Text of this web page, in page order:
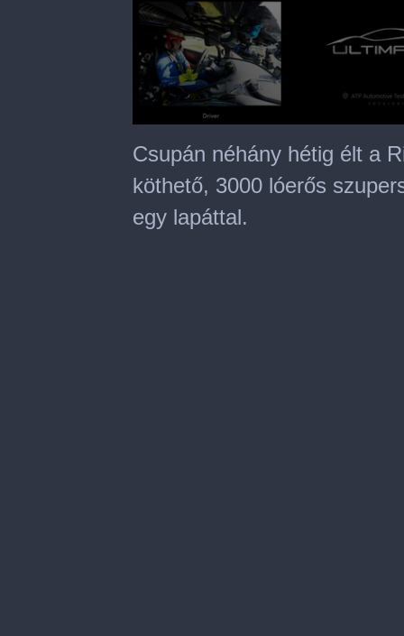
seconds
of
minutes,
seconds
Csupán néhány hétig élt a
köthető, 3000 lóerős
egy lapáttal.